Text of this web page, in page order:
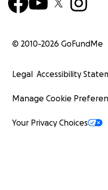
© 2010-2026 GoFundMe
Legal Accessibility
Manage Cookie
Your Privacy Choices